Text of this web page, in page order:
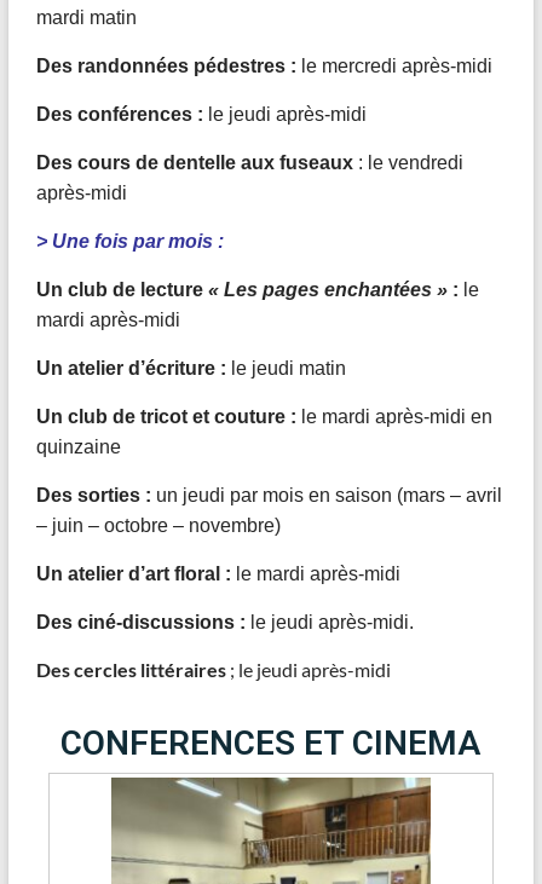
mardi matin
Des randonnées pédestres : le mercredi après-midi
Des conférences : le jeudi après-midi
Des cours de dentelle aux fuseaux : le vendredi
après-midi
> Une fois par mois :
Un club de lecture « Les pages enchantées »: le
mardi après-midi
Un atelier d’écriture : le jeudi matin
Un club de tricot et couture : le mardi après-midi en
quinzaine
Des sorties : un jeudi par mois en saison (mars – avril
– juin – octobre – novembre)
Un atelier d’art floral : le mardi après-midi
Des ciné-discussions : le jeudi après-midi.
Des cercles littéraires; le jeudi après-midi
CONFERENCES ET CINEMA